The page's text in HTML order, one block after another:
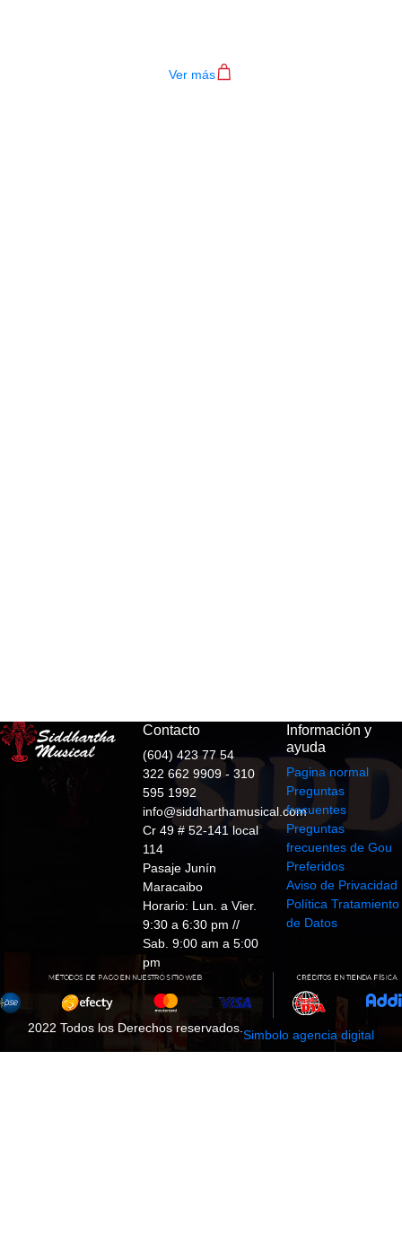
Ver más
Contacto
(604) 423 77 54
322 662 9909 - 310
595 1992
info@siddharthamusical.com
Cr 49 # 52-141 local
114
Pasaje Junín
Maracaibo
Horario: Lun. a Vier.
9:30 a 6:30 pm //
Sab. 9:00 am a 5:00
pm
Información y
ayuda
Pagina normal
Preguntas
frecuentes
Preguntas
frecuentes de Gou
Preferidos
Aviso de Privacidad
Política Tratamiento
de Datos
2022 Todos los Derechos reservados. Simbolo agencia digital